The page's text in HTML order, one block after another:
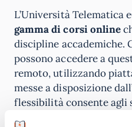
L’Università Telematica
gamma di corsi online
discipline accademiche.
possono accedere a
remoto, utilizzando
messe a disposizione
flessibilità consente